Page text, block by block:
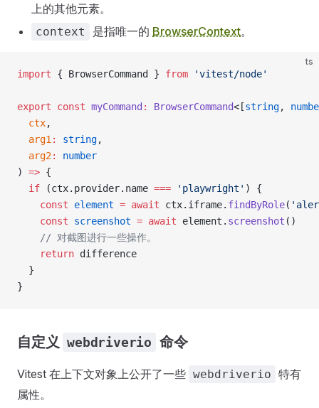
上的其他元素。
context 是指唯一的 BrowserContext。
ts
import { BrowserCommand } from 'vitest/node'
export const myCommand : BrowserCommand<[string,
  ctx
,
  arg1
: string,
  arg2
:
number
) => {
  if
(ctx.provider.name === 'playwright' ) {
    const
element = await ctx.iframe. findByRole(
    const
screenshot = await element. screenshot ()
    // 对截图进行一些操作。
    return
difference
  }
}
自定义 webdriverio 命令
Vitest 在上下文对象上公开了一些 webdriverio 特有
属性。